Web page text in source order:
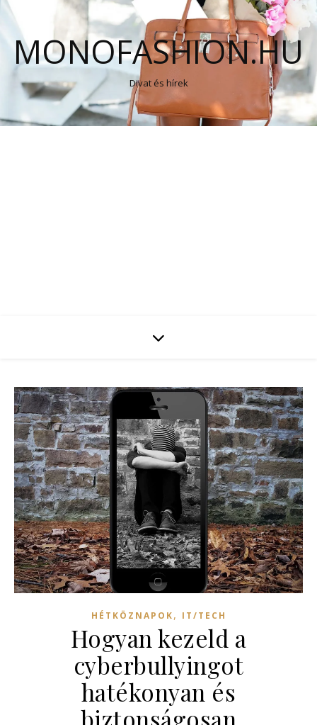
MONOFASHION.HU
Divat és hírek
HÉTKÖZNAPOK, IT/TECH
Hogyan kezeld a
cyberbullyingot
hatékonyan és
biztonságosan